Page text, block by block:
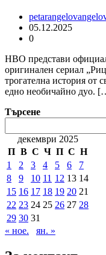
05.12.2025
0
HBO представи
оригинален сериал
трогателна история от
едно необичайно дуо.
Търсене
декември 2025
П В С Ч П С Н
1
2 3 4 5 6
7
8
9 10 11 12 13 14
15 16 17 18 19 20 21
22 23 24 25 26 27 28
29 30 31
« ное.
ян. »